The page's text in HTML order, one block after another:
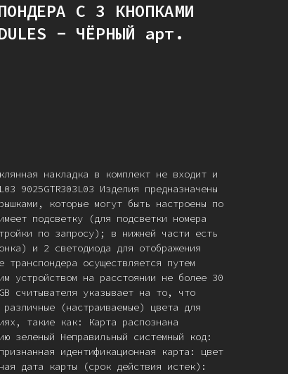
С 3 КНОПКАМИ
- ЧЁРНЫЙ арт.
накладка в комплект не входит и
9025GTR303L03 Изделия предназначены
которые могут быть настроены по
подсветку (для подсветки номера
по запросу); в нижней части есть
и 2 светодиода для отображения
транспондера осуществляется путем
устройством на расстоянии не более 30
считывателя указывает на то, что
(настраиваемые) цвета для
такие как: Карта распознана
зеленый Неправильный системный код:
идентификационная карта: цвет
дата карты (срок действия истек):